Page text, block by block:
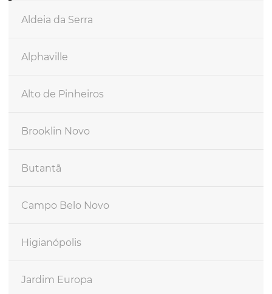
Aldeia da Serra
Alphaville
Alto de Pinheiros
Brooklin Novo
Butantã
Campo Belo Novo
Higianópolis
Jardim Europa